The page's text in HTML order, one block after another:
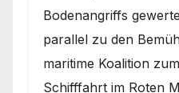
Bodenangriffs
parallel zu den
maritime Koalition
Schifffahrt im Roten